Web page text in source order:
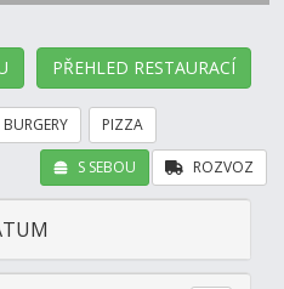
PŘEHLED RESTAURACÍ
BURGERY PIZZA
ROZVOZ
S SEBOU